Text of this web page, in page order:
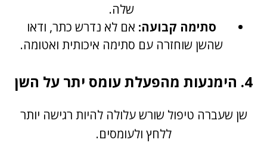
שלה.
סתימה קבועה: אם לא נדרש כתר, ודאו
שהשן שוחזרה עם סתימה איכותית ואטומה.
4. הימנעות מהפעלת עומס יתר על השן
שן שעברה טיפול שורש עלולה להיות רגישה יותר
ללחץ ולעומסים.